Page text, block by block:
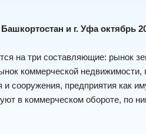
и г. Уфа октябрь
на три составляющие: рынок
коммерческой
сооружения, предприятия как
в коммерческом обороте, по